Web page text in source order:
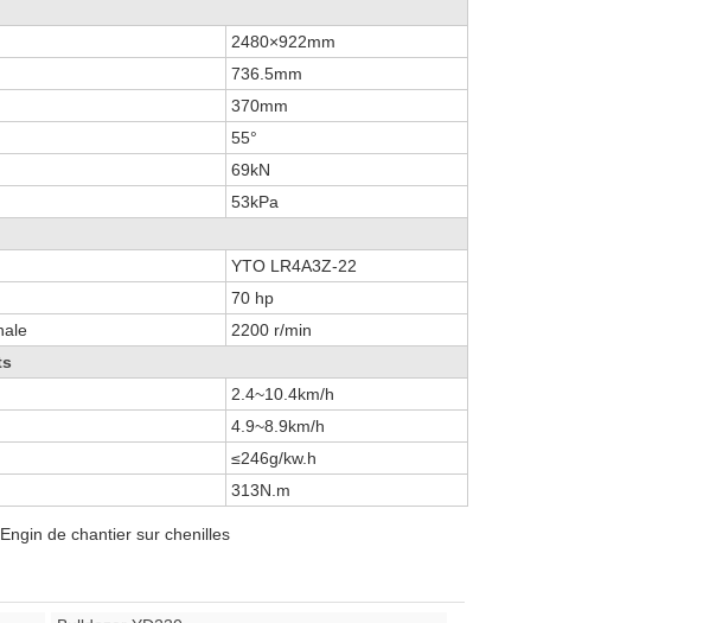
2480×922mm
736.5mm
370mm
55°
69kN
53kPa
YTO LR4A3Z-22
70 hp
2200 r/min
2.4~10.4km/h
4.9~8.9km/h
≤246g/kw.h
313N.m
de chantier sur chenilles